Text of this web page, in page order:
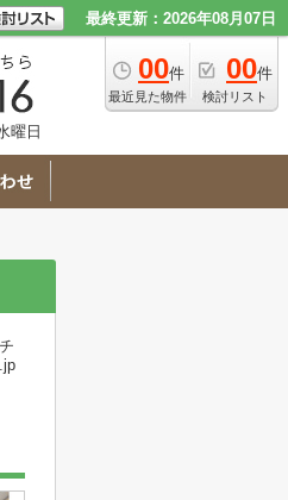
最終更新：2026年08月07日
00件
最近見た物件
00件
検討リスト
曜日